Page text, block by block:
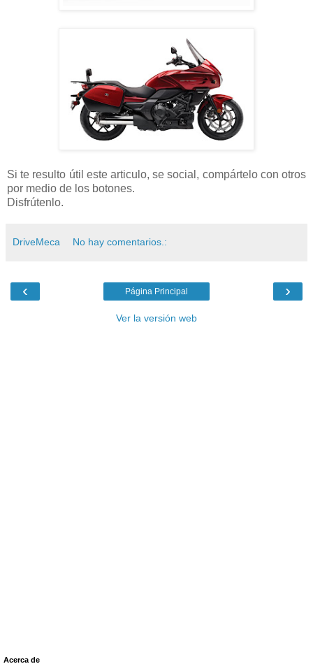
Si te resulto útil este articulo, se social, compártelo con otros
por medio de los botones.
Disfrútenlo.
DriveMeca No hay comentarios.:
‹ ›
Página Principal
Ver la versión web
Acerca de